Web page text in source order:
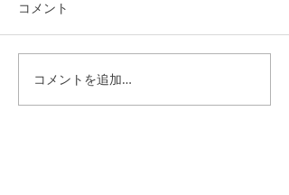
コメント
コメントを追加…